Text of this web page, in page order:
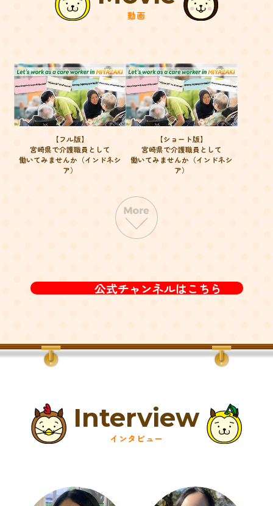
動画
【フル版】
宮崎県で介護職員として
働いてみませんか（インドネシ
ア）
【ショート版】
宮崎県で介護職員として
働いてみませんか（インドネシ
ア）
公式チャンネルはこちら
インタビュー
Interview